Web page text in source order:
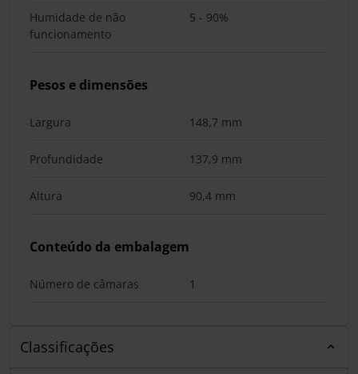
Humidade de não
funcionamento
5 - 90%
Pesos e dimensões
Largura 148,7 mm
Profundidade 137,9 mm
Altura 90,4 mm
Conteúdo da embalagem
Número de câmaras 1
Classificações